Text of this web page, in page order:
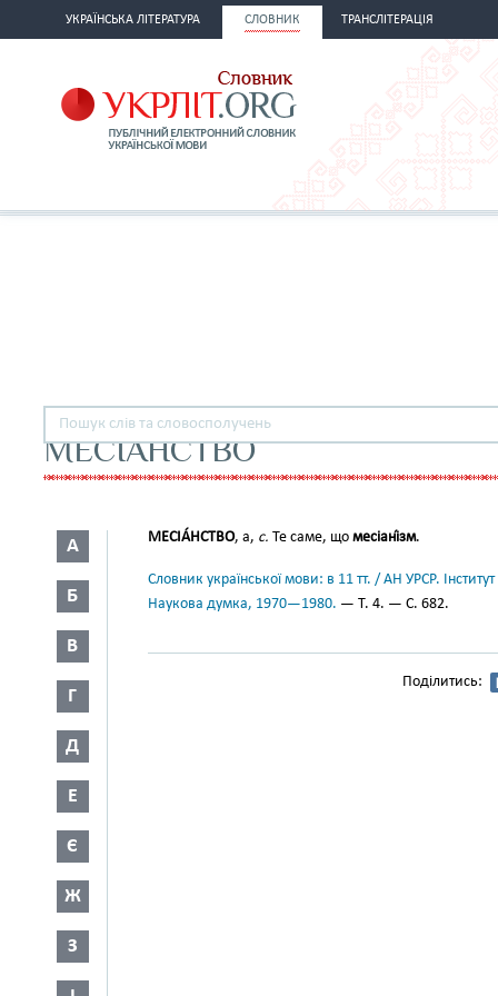
УКРАЇНСЬКА ЛІТЕРАТУРА СЛОВНИК ТРАНСЛІТЕРАЦІЯ
МЕСІАНСТВО
А
Б
В
Г
Д
Е
Є
Ж
З
МЕСІА́НСТВО, а, с. Те саме, що месіані́зм.
Словник української мови: в 11 тт. / АН УРСР.
Наукова думка, 1970—1980. — Т. 4. — С. 682.
Поділитись: